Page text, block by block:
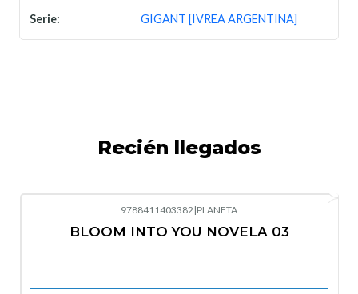
Serie: GIGANT [IVREA ARGENTINA]
Recién llegados
Nuevo
9788411403382 |PLANETA
BLOOM INTO YOU NOVELA 03